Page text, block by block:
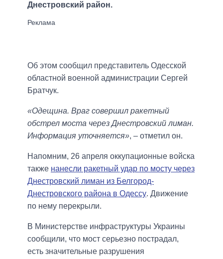
Днестровский район.
Об этом сообщил представитель Одесской
областной военной администрации Сергей
Братчук.
«Одещина. Враг совершил ракетный
обстрел моста через Днестровский лиман.
Информация уточняется», – отметил он.
Напомним, 26 апреля оккупационные войска
также нанесли ракетный удар по мосту через
Днестровский лиман из Белгород-
Днестровского района в Одессу. Движение
по нему перекрыли.
В Министерстве инфраструктуры Украины
сообщили, что мост серьезно пострадал,
есть значительные разрушения